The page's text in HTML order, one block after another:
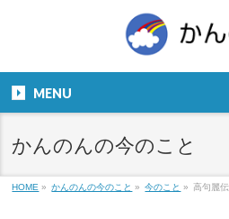
９：００～１８
MENU
かんのんの今のこと
HOME » かんのんの今のこと » 今のこと » 高句麗